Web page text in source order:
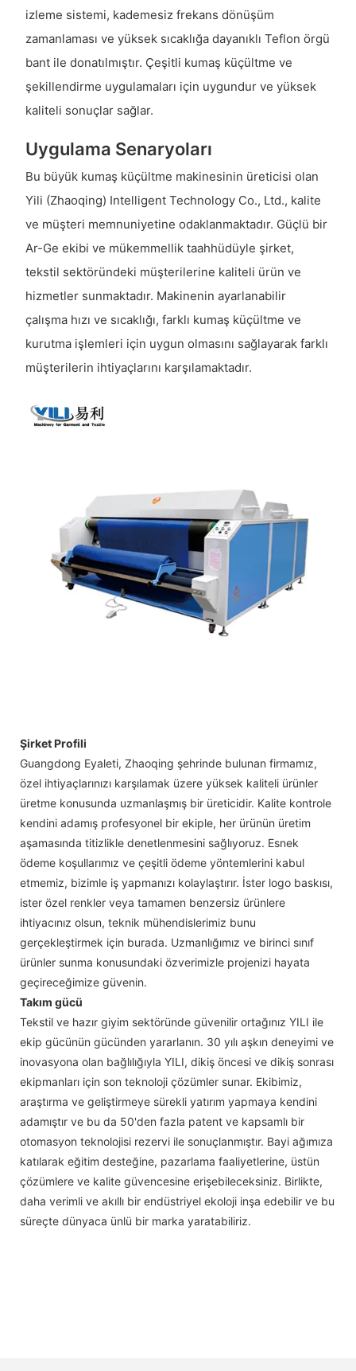
izleme sistemi, kademesiz frekans dönüşüm
zamanlaması ve yüksek sıcaklığa dayanıklı Teflon örgü
bant ile donatılmıştır. Çeşitli kumaş küçültme ve
şekillendirme uygulamaları için uygundur ve yüksek
kaliteli sonuçlar sağlar.
Uygulama Senaryoları
Bu büyük kumaş küçültme makinesinin üreticisi olan
Yili (Zhaoqing) Intelligent Technology Co., Ltd., kalite
ve müşteri memnuniyetine odaklanmaktadır. Güçlü bir
Ar-Ge ekibi ve mükemmellik taahhüdüyle şirket,
tekstil sektöründeki müşterilerine kaliteli ürün ve
hizmetler sunmaktadır. Makinenin ayarlanabilir
çalışma hızı ve sıcaklığı, farklı kumaş küçültme ve
kurutma işlemleri için uygun olmasını sağlayarak farklı
müşterilerin ihtiyaçlarını karşılamaktadır.
Şirket Profili
Guangdong Eyaleti, Zhaoqing şehrinde bulunan firmamız,
özel ihtiyaçlarınızı karşılamak üzere yüksek kaliteli ürünler
üretme konusunda uzmanlaşmış bir üreticidir. Kalite kontrole
kendini adamış profesyonel bir ekiple, her ürünün üretim
aşamasında titizlikle denetlenmesini sağlıyoruz. Esnek
ödeme koşullarımız ve çeşitli ödeme yöntemlerini kabul
etmemiz, bizimle iş yapmanızı kolaylaştırır. İster logo baskısı,
ister özel renkler veya tamamen benzersiz ürünlere
ihtiyacınız olsun, teknik mühendislerimiz bunu
gerçekleştirmek için burada. Uzmanlığımız ve birinci sınıf
ürünler sunma konusundaki özverimizle projenizi hayata
geçireceğimize güvenin.
Takım gücü
Tekstil ve hazır giyim sektöründe güvenilir ortağınız YILI ile
ekip gücünün gücünden yararlanın. 30 yılı aşkın deneyimi ve
inovasyona olan bağlılığıyla YILI, dikiş öncesi ve dikiş sonrası
ekipmanları için son teknoloji çözümler sunar. Ekibimiz,
araştırma ve geliştirmeye sürekli yatırım yapmaya kendini
adamıştır ve bu da 50'den fazla patent ve kapsamlı bir
otomasyon teknolojisi rezervi ile sonuçlanmıştır. Bayi ağımıza
katılarak eğitim desteğine, pazarlama faaliyetlerine, üstün
çözümlere ve kalite güvencesine erişebileceksiniz. Birlikte,
daha verimli ve akıllı bir endüstriyel ekoloji inşa edebilir ve bu
süreçte dünyaca ünlü bir marka yaratabiliriz.